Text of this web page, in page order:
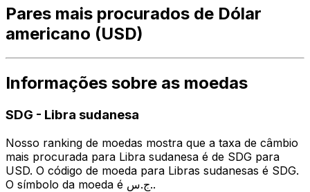
Pares mais procurados de Dólar
americano (USD)
Informações sobre as moedas
SDG - Libra sudanesa
Nosso ranking de moedas mostra que a taxa de câmbio
mais procurada para Libra sudanesa é de SDG para
USD. O código de moeda para Libras sudanesas é SDG.
O símbolo da moeda é ج.س..